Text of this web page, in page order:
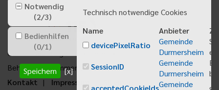
Gemeindeanzeiger abonnieren
Behördenrufnummer 115
Kontakt
Impressum
Notwendig
(2/3)
Bedienhilfen
(0/1)
Speichern [x]
Technisch notwendige Cookies
Name
Anbieter
devicePixelRatio
Gemeinde
Durmersheim
SessionID
Gemeinde
Durmersheim
acceptedCookieIdsGemeinde